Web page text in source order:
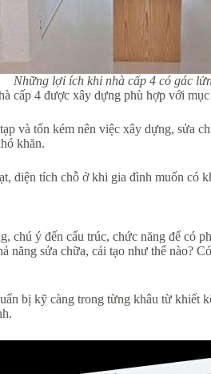
Những lợi ích khi nhà cấp 4 có gác
cấp 4 được xây dựng phù hợp với
và tốn kém nên việc xây dựng, sửa
khăn.
diện tích chỗ ở khi gia đình muốn có
chú ý đến cấu trúc, chức năng để
sửa chữa, cải tạo như thế nào?
bị kỹ càng trong từng khâu từ